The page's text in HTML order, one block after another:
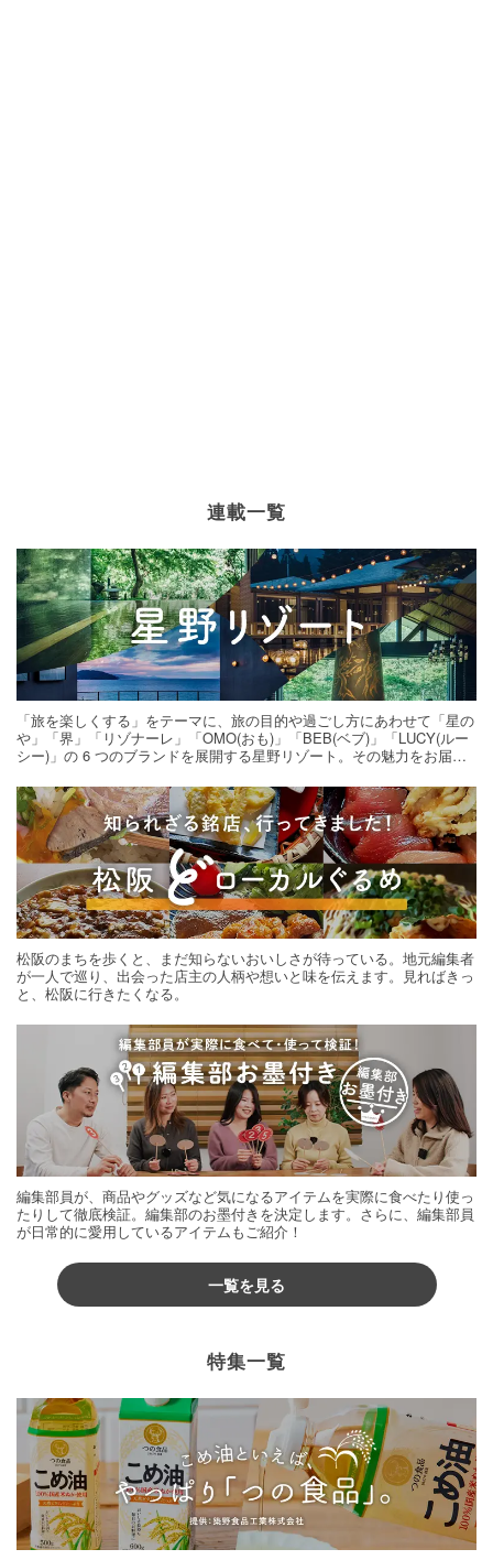
連載一覧
「旅を楽しくする」をテーマに、旅の目的や過ごし方にあわせて「星の
や」「界」「リゾナーレ」「OMO(おも)」「BEB(ベブ)」「LUCY(ルー
シー)」の 6 つのブランドを展開する星野リゾート。その魅力をお届け
松阪のまちを歩くと、まだ知らないおいしさが待っている。地元編集者
が一人で巡り、出会った店主の人柄や想いと味を伝えます。見ればきっ
と、松阪に行きたくなる。
編集部員が、商品やグッズなど気になるアイテムを実際に食べたり使っ
たりして徹底検証。編集部のお墨付きを決定します。さらに、編集部員
が日常的に愛用しているアイテムもご紹介！
一覧を見る
特集一覧